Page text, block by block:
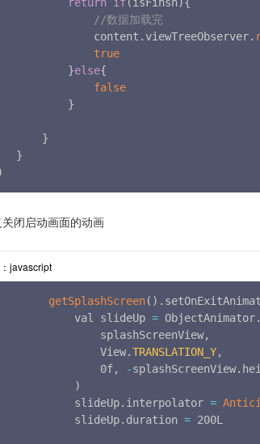
return if(isFinsh){
//数据加载完
content
. viewTreeObserver.
true
}else{
false
}
}
}
关闭启动画面的动画
javascript
getSplashScreen( ) .
val slideUp
= ObjectAnimator.
splashScreenView
,
View
.TRANSLATION_Y,
0f
, -splashScreenView.
)
slideUp
. interpolator =
slideUp
. duration = 200L